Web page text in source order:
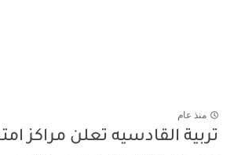
منذ عام
تربية القادسيه تعلن مراكز